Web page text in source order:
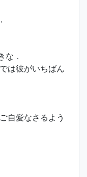
な．
は彼がいちばん
自愛なさるよう